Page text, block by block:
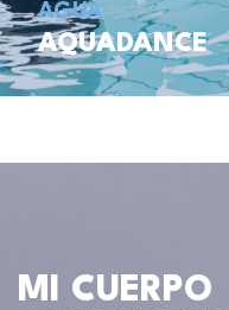
AGUA
AQUADANCE
MI CUERPO